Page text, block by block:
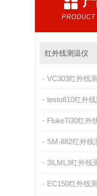
红外线测温仪
VC303红外线
testo810红外
FlukeTi30红外
SM-882红外线
3ILML3红外线
EC150红外线